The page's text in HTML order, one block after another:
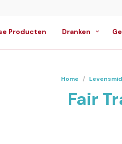
Producten Dranken
Home /
Fair